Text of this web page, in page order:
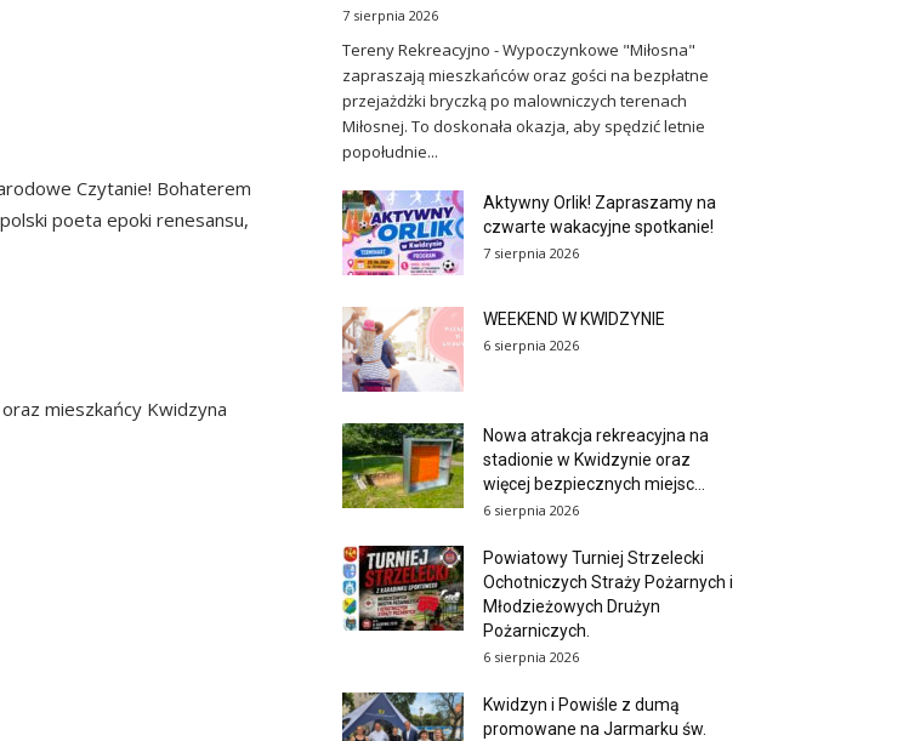
Czytanie! Bohaterem
poeta epoki renesansu,
mieszkańcy Kwidzyna
7 sierpnia 2026
Tereny Rekreacyjno - Wypoczynkowe "Miłosna"
zapraszają mieszkańców oraz gości na bezpłatne
przejażdżki bryczką po malowniczych terenach
Miłosnej. To doskonała okazja, aby spędzić letnie
popołudnie...
Aktywny Orlik! Zapraszamy na
czwarte wakacyjne spotkanie!
7 sierpnia 2026
WEEKEND W KWIDZYNIE
6 sierpnia 2026
Nowa atrakcja rekreacyjna na
stadionie w Kwidzynie oraz
więcej bezpiecznych miejsc...
6 sierpnia 2026
Powiatowy Turniej Strzelecki
Ochotniczych Straży Pożarnych i
Młodzieżowych Drużyn
Pożarniczych.
6 sierpnia 2026
Kwidzyn i Powiśle z dumą
promowane na Jarmarku św.